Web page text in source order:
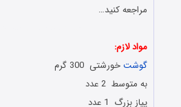
مراجعه کنید…
مواد لازم:
گوشتخورشتی 300 گرم
به متوسط 2 عدد
پیاز بزرگ 1 عدد